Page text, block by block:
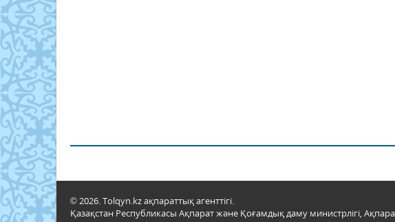
© 2026. Tolqyn.kz ақпараттық агенттігі.
Қазақстан Республикасы Ақпарат және Қоғамдық даму министрлігі,